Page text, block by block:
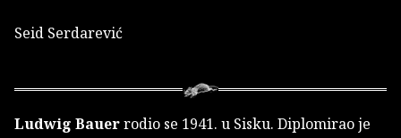
Seid Serdarević
Ludwig Bauerrodio se 1941. u Sisku. Diplomirao je